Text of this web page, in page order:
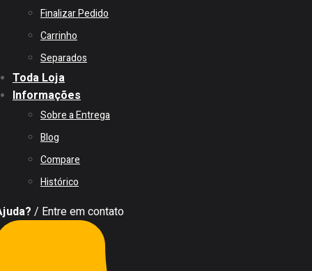
Finalizar Pedido
Carrinho
Separados
Toda Loja
Informações
Sobre a Entrega
Blog
Compare
Histórico
/ Entre em contato